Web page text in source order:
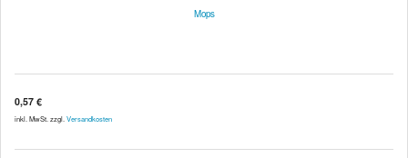
Mops
0,57 €
inkl. MwSt. zzgl. Versandkosten